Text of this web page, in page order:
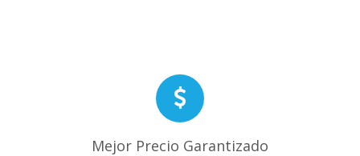
Mejor Precio Garantizado